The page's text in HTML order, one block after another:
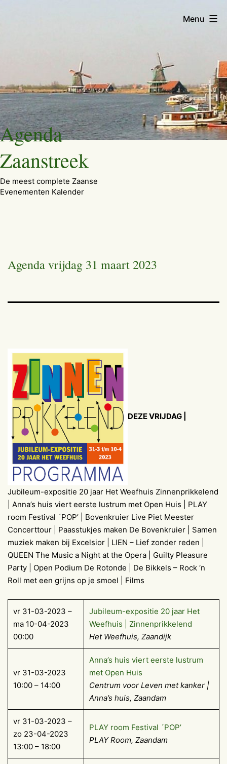
Ga
naar
de
inhoud
Agenda
Zaanstreek
De meest complete Zaanse
Evenementen Kalender
Menu
Agenda vrijdag 31 maart 2023
DEZE VRIJDAG |
Jubileum-expositie 20 jaar Het Weefhuis Zinnenprikkelend
| Anna’s huis viert eerste lustrum met Open Huis | PLAY
room Festival ´POP’ | Bovenkruier Live Piet Meester
Concerttour | Paasstukjes maken De Bovenkruier | Samen
muziek maken bij Excelsior | LIEN – Lief zonder reden |
QUEEN The Music a Night at the Opera | Guilty Pleasure
Party | Open Podium De Rotonde | De Bikkels – Rock ‘n
Roll met een grijns op je smoel | Films
vr 31-03-2023 –
ma 10-04-2023
00:00
Jubileum-expositie 20 jaar Het
Weefhuis | Zinnenprikkelend
Het Weefhuis, Zaandijk
vr 31-03-2023
10:00 – 14:00
Anna’s huis viert eerste lustrum
met Open Huis
Centrum voor Leven met kanker |
Anna’s huis, Zaandam
vr 31-03-2023 –
zo 23-04-2023
13:00 – 18:00
PLAY room Festival ´POP’
PLAY Room, Zaandam